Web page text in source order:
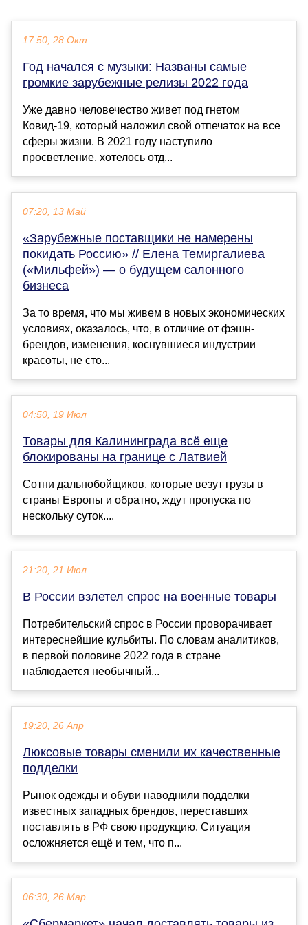
17:50, 28 Окт
Год начался с музыки: Названы самые
громкие зарубежные релизы 2022 года
Уже давно человечество живет под гнетом
Ковид-19, который наложил свой отпечаток на все
сферы жизни. В 2021 году наступило
просветление, хотелось отд...
07:20, 13 Май
«Зарубежные поставщики не намерены
покидать Россию» // Елена Темиргалиева
(«Мильфей») — о будущем салонного
бизнеса
За то время, что мы живем в новых экономических
условиях, оказалось, что, в отличие от фэшн-
брендов, изменения, коснувшиеся индустрии
красоты, не сто...
04:50, 19 Июл
Товары для Калининграда всё еще
блокированы на границе с Латвией
Сотни дальнобойщиков, которые везут грузы в
страны Европы и обратно, ждут пропуска по
нескольку суток....
21:20, 21 Июл
В России взлетел спрос на военные товары
Потребительский спрос в России проворачивает
интереснейшие кульбиты. По словам аналитиков,
в первой половине 2022 года в стране
наблюдается необычный...
19:20, 26 Апр
Люксовые товары сменили их качественные
подделки
Рынок одежды и обуви наводнили подделки
известных западных брендов, переставших
поставлять в РФ свою продукцию. Ситуация
осложняется ещё и тем, что п...
06:30, 26 Мар